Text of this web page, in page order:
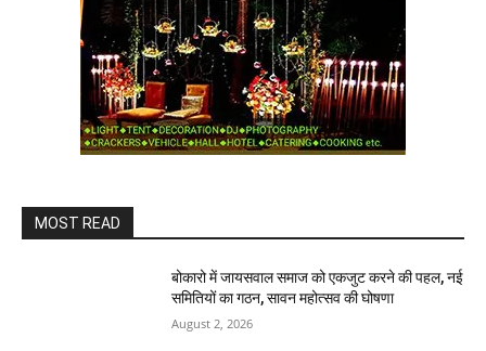
MOST READ
बोकारो में जायसवाल समाज को एकजुट करने की पहल, नई
समितियों का गठन, सावन महोत्सव की घोषणा
August 2, 2026